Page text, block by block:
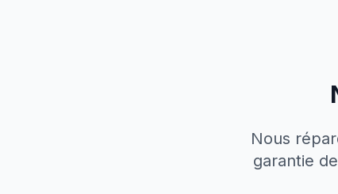
Nous
garantie